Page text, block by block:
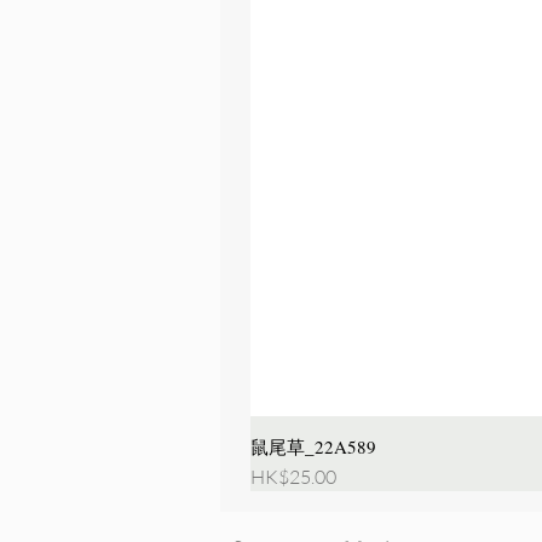
鼠尾草_22A589
價格
HK$25.00